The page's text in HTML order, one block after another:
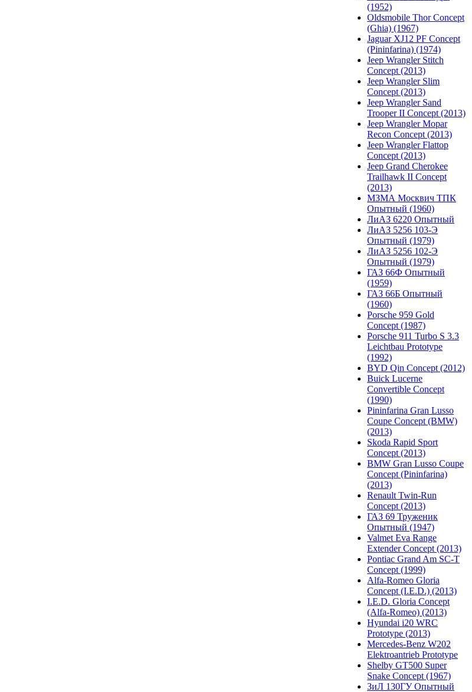
(1952)
Oldsmobile Thor Concept
(Ghia) (1967)
Jaguar XJ12 PF Concept
(Pininfarina) (1974)
Jeep Wrangler Stitch
Concept (2013)
Jeep Wrangler Slim
Concept (2013)
Jeep Wrangler Sand
Trooper II Concept (2013)
Jeep Wrangler Mopar
Recon Concept (2013)
Jeep Wrangler Flattop
Concept (2013)
Jeep Grand Cherokee
Trailhawk II Concept
(2013)
МЗМА Москвич ТПК
Опытный (1960)
ЛиАЗ 6220 Опытный
ЛиАЗ 5256 103-Э
Опытный (1979)
ЛиАЗ 5256 102-Э
Опытный (1979)
ГАЗ 66Ф Опытный
(1959)
ГАЗ 66Б Опытный
(1960)
Porsche 959 Gold
Concept (1987)
Porsche 911 Turbo S 3.3
Leichtbau Prototype
(1992)
BYD Qin Concept (2012)
Buick Lucerne
Convertible Concept
(1990)
Pininfarina Gran Lusso
Coupe Concept (BMW)
(2013)
Skoda Rapid Sport
Concept (2013)
BMW Gran Lusso Coupe
Concept (Pininfarina)
(2013)
Renault Twin-Run
Concept (2013)
ГАЗ 69 Труженик
Опытный (1947)
Valmet Eva Range
Extender Concept (2013)
Pontiac Grand Am SC-T
Concept (1999)
Alfa-Romeo Gloria
Concept (I.E.D.) (2013)
I.E.D. Gloria Concept
(Alfa-Romeo) (2013)
Hyundai i20 WRC
Prototype (2013)
Mercedes-Benz W202
Elektroantrieb Prototype
Shelby GT500 Super
Snake Concept (1967)
ЗиЛ 130ГУ Опытный